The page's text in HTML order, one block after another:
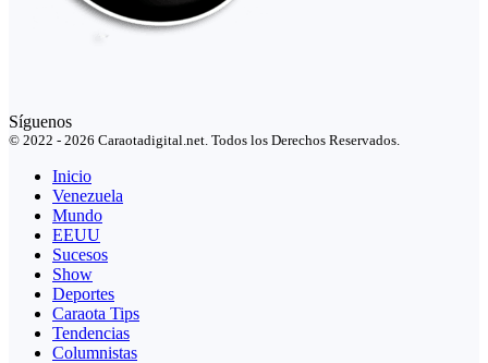
Síguenos
© 2022 - 2026 Caraotadigital.net. Todos los Derechos Reservados.
Inicio
Venezuela
Mundo
EEUU
Sucesos
Show
Deportes
Caraota Tips
Tendencias
Columnistas